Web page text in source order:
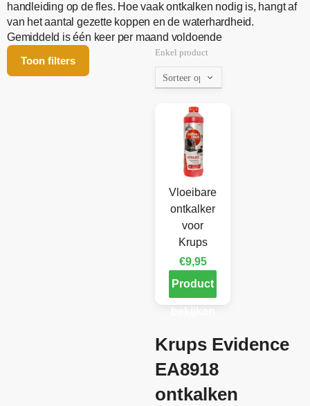
handleiding op de fles. Hoe vaak ontkalken nodig is, hangt af
van het aantal gezette koppen en de waterhardheid.
Gemiddeld is één keer per maand voldoende
Toon filters
Enkel product
Vloeibare
ontkalker
voor
Krups
€9,95
Product
Krups Evidence
EA8918
ontkalken